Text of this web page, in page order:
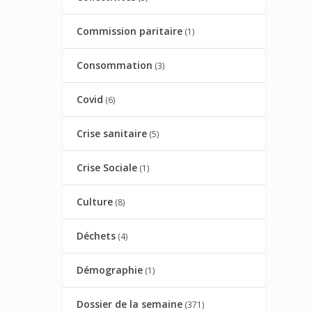
Commission paritaire (1)
Consommation (3)
Covid (6)
Crise sanitaire (5)
Crise Sociale (1)
Culture (8)
Déchets (4)
Démographie (1)
Dossier de la semaine (371)